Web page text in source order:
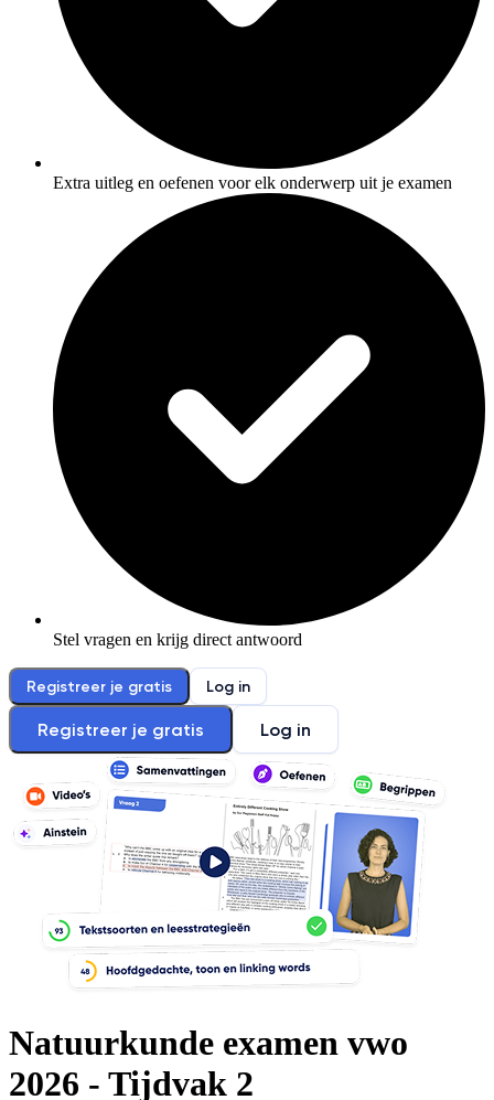
Extra uitleg en oefenen voor elk onderwerp uit je examen
Stel vragen en krijg direct antwoord
Registreer je gratis Log in
Registreer je gratis Log in
Natuurkunde examen vwo
2026 - Tijdvak 2